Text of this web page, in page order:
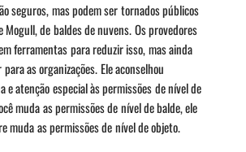
seguros, mas podem ser tornados públicos
Mogull, de baldes de nuvens. Os provedores
ferramentas para reduzir isso, mas ainda
as organizações. Ele aconselhou
e atenção especial às permissões de nível de
muda as permissões de nível de balde, ele
muda as permissões de nível de objeto.